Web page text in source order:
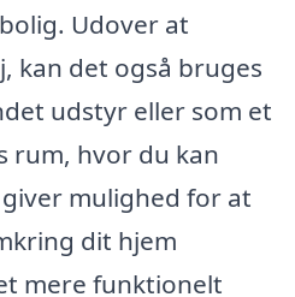
Udover at
kan det også bruges
udstyr eller som et
rum, hvor du kan
mulighed for at
dit hjem
mere funktionelt